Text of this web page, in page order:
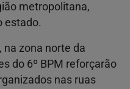
metropolitana,
estado.
na zona norte da
do 6º BPM reforçarão
nas ruas